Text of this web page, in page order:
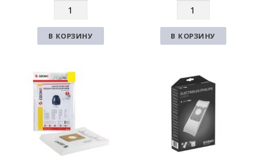
л
и
с
т
в
о
В КОРЗИНУ
л
и
с
т
в
о
В КОРЗИНУ